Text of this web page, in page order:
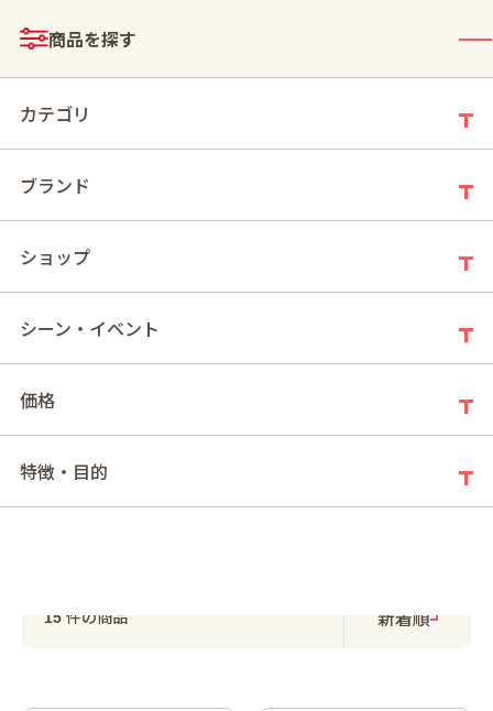
商品を探す
カテゴリ
ブランド
ショップ
シーン・イベント
価格
特徴・目的
15 件の商品 新着順